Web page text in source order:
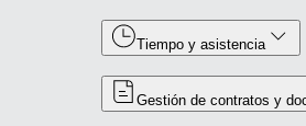
Tiempo y asistencia
Gestión de contratos y